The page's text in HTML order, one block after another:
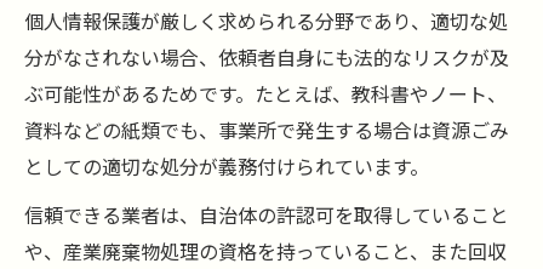
個人情報保護が厳しく求められる分野であり、適切な処
分がなされない場合、依頼者自身にも法的なリスクが及
ぶ可能性があるためです。たとえば、教科書やノート、
資料などの紙類でも、事業所で発生する場合は資源ごみ
としての適切な処分が義務付けられています。
信頼できる業者は、自治体の許認可を取得していること
や、産業廃棄物処理の資格を持っていること、また回収